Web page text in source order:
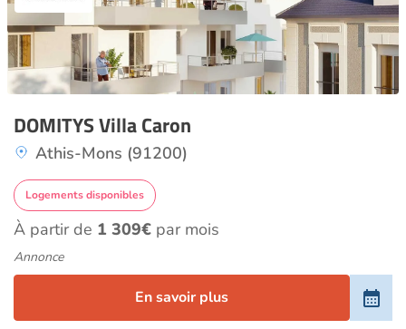
DOMITYS Villa Caron
Athis-Mons (91200)
Logements disponibles
À partir de 1 309€ par mois
Annonce
En savoir plus